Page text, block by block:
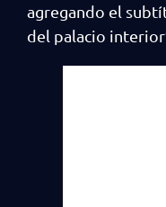
agregando el
del palacio